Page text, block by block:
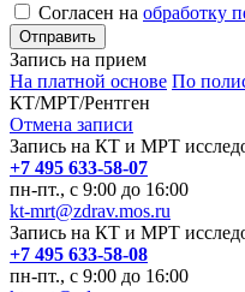
Согласен на обработку
Запись на прием
На платной основе По
КТ/МРТ/Рентген
Отмена записи
Запись на КТ и МРТ
+7 495 633-58-07
пн-пт., с 9:00 до 16:00
kt-mrt@zdrav.mos.ru
Запись на КТ и МРТ
+7 495 633-58-08
пн-пт., с 9:00 до 16:00